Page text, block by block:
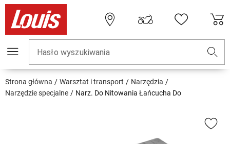
Hasło wyszukiwania
Strona główna Warsztat i transport
Narzędzia
Narzędzie specjalne
Narz. Do Nitowania Łańcucha Do